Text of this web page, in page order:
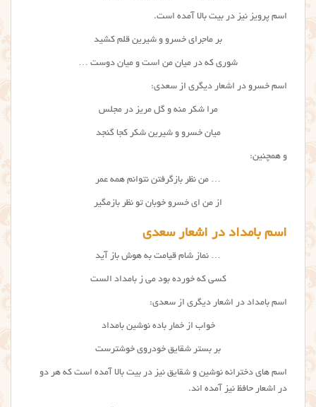
اسم پرویز نیز در بیت بالا آمده است.
بر ماجرای خسرو و شیرین قلم کشید
شوری که در میان من است و میان دوست …
اسم خسرو در اشعار دیگری از سعدی:
مرا شکر منه و گل مریز در مجلس
میان خسرو و شیرین شکر کجا گنجد
و همچنین:
… من نظر بازگرفتن نتوانم همه عمر
از من ای خسرو خوبان تو نظر بازمگیر
اسم بامداد در اشعار سعدی
… نماز شام قیامت به هوش باز آید
کسی که خورده بود می ز بامداد الست
اسم بامداد در اشعار دیگری از سعدی:
خواب از خمار باده نوشین بامداد
بر بستر شقایق خودروی خوشترست
اسم های دخترانه نوشین و شقایق نیز در بیت بالا آمده است که هر دو
در اشعار حافظ نیز آمده اند.